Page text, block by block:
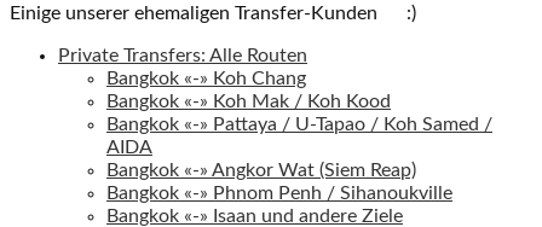
Einige unserer ehemaligen Transfer-Kunden :)
Private Transfers: Alle Routen
Bangkok «-» Koh Chang
Bangkok «-» Koh Mak / Koh Kood
Bangkok «-» Pattaya / U-Tapao / Koh Samed /
AIDA
Bangkok «-» Angkor Wat (Siem Reap)
Bangkok «-» Phnom Penh / Sihanoukville
Bangkok «-» Isaan und andere Ziele